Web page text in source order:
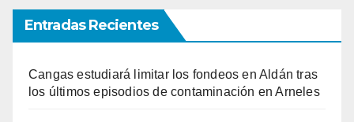
entradas
Entradas Recientes
Cangas estudiará limitar los fondeos en Aldán tras
los últimos episodios de contaminación en Arneles